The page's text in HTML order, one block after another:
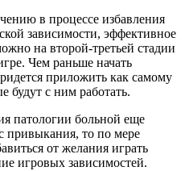
в процессе избавления
зависимости, эффективное
на второй-третьей стадии
Чем раньше начать
приложить как самому
будут с ним работать.
патологии больной еще
привыкания, то по мере
от желания играть
игровых зависимостей.